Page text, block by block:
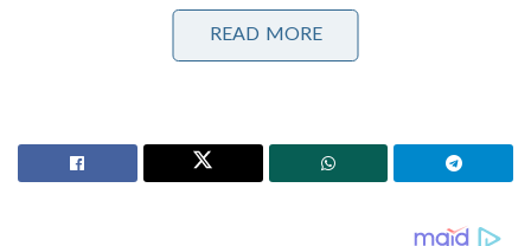
പ്രിയക്കും സാക്ഷിക്കും അരുന്ധതിക്കും സ്വർണം;
ലവ്‌ലിനയ്ക്ക് വെള്ളി
വിശേഷണങ്ങൾ അവസാനിക്കുന്നില്ല ..
READ MORE